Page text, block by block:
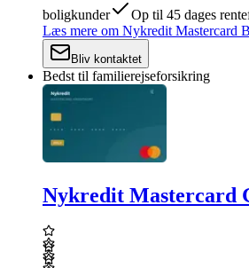
boligkunder
Op til 45 dages
Læs mere om Nykredit Mastercard
Bliv kontaktet
Bedst til familierejseforsikring
Nykredit Mastercard